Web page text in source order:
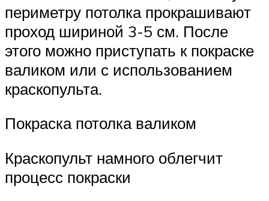
периметру потолка прокрашивают
проход шириной 3-5 см. После
этого можно приступать к покраске
валиком или с использованием
краскопульта.
Покраска потолка валиком
Краскопульт намного облегчит
процесс покраски